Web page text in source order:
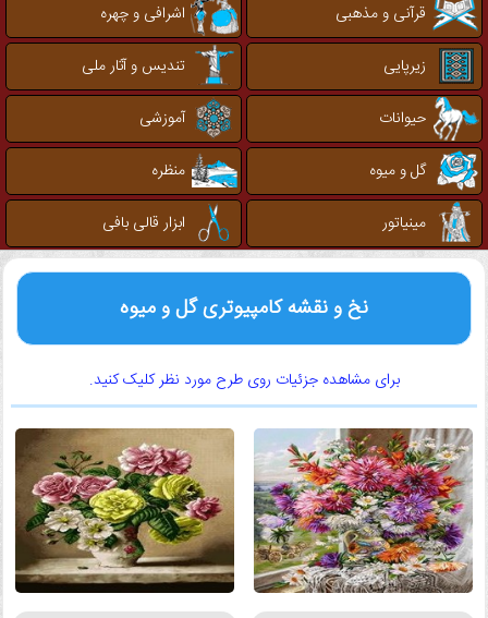
قرآنی و مذهبی
اشرافی و چهره
زیرپایی
تندیس و آثار ملی
حیوانات
آموزشی
گل و میوه
منظره
مینیاتور
ابزار قالی بافی
نخ و نقشه کامپیوتری گل و میوه
برای مشاهده جزئیات روی طرح مورد نظر کلیک کنید.